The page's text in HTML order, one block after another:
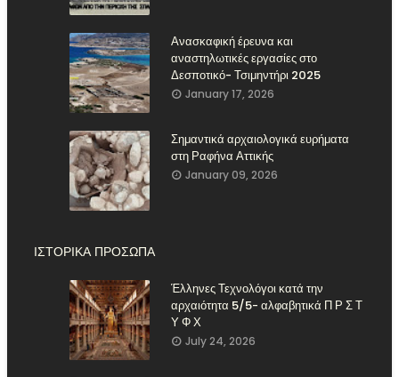
Ανασκαφική έρευνα και
αναστηλωτικές εργασίες στο
Δεσποτικό- Τσιμηντήρι 2025
January 17, 2026
Σημαντικά αρχαιολογικά ευρήματα
στη Ραφήνα Αττικής
January 09, 2026
ΙΣΤΟΡΙΚΑ ΠΡΟΣΩΠΑ
Έλληνες Τεχνολόγοι κατά την
αρχαιότητα 5/5- αλφαβητικά Π Ρ Σ Τ
Υ Φ Χ
July 24, 2026